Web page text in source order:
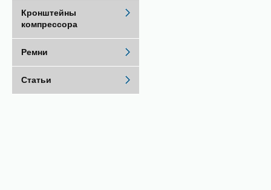
Кронштейны
компрессора
Ремни
Статьи